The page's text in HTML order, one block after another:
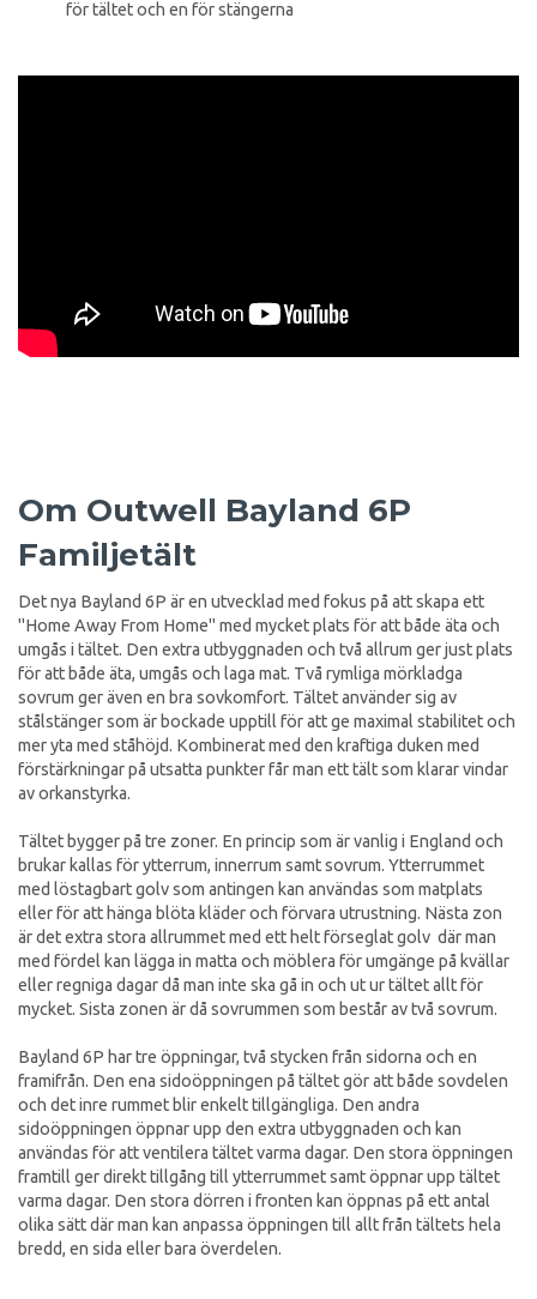
för tältet och en för stängerna
Om Outwell Bayland 6P
Familjetält
Det nya Bayland 6P är en utvecklad med fokus på att skapa ett
"Home Away From Home" med mycket plats för att både äta och
umgås i tältet. Den extra utbyggnaden och två allrum ger just plats
för att både äta, umgås och laga mat. Två rymliga mörkladga
sovrum ger även en bra sovkomfort. Tältet använder sig av
stålstänger som är bockade upptill för att ge maximal stabilitet och
mer yta med ståhöjd. Kombinerat med den kraftiga duken med
förstärkningar på utsatta punkter får man ett tält som klarar vindar
av orkanstyrka.
Tältet bygger på tre zoner. En princip som är vanlig i England och
brukar kallas för ytterrum, innerrum samt sovrum. Ytterrummet
med löstagbart golv som antingen kan användas som matplats
eller för att hänga blöta kläder och förvara utrustning. Nästa zon
är det extra stora allrummet med ett helt förseglat golv där man
med fördel kan lägga in matta och möblera för umgänge på kvällar
eller regniga dagar då man inte ska gå in och ut ur tältet allt för
mycket. Sista zonen är då sovrummen som består av två sovrum.
Bayland 6P har tre öppningar, två stycken från sidorna och en
framifrån. Den ena sidoöppningen på tältet gör att både sovdelen
och det inre rummet blir enkelt tillgängliga. Den andra
sidoöppningen öppnar upp den extra utbyggnaden och kan
användas för att ventilera tältet varma dagar. Den stora öppningen
framtill ger direkt tillgång till ytterrummet samt öppnar upp tältet
varma dagar. Den stora dörren i fronten kan öppnas på ett antal
olika sätt där man kan anpassa öppningen till allt från tältets hela
bredd, en sida eller bara överdelen.